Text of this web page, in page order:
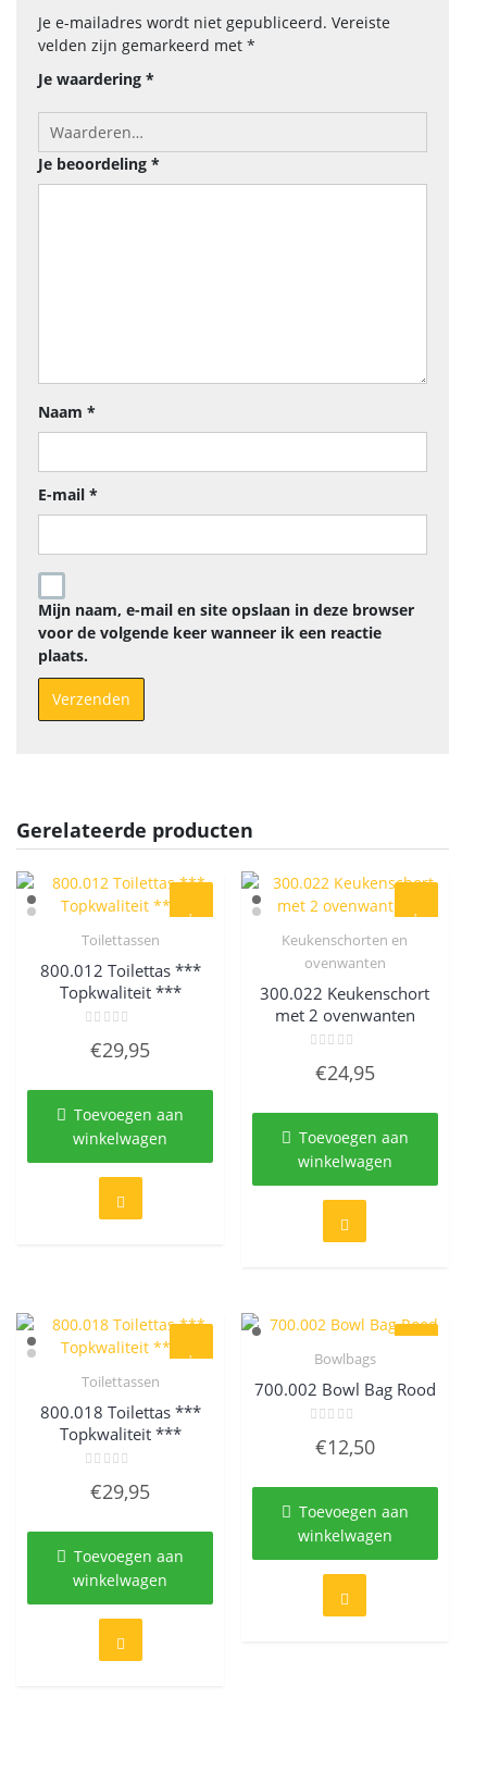
Je e-mailadres wordt niet gepubliceerd. Vereiste
velden zijn gemarkeerd met *
Je waardering *
Je beoordeling *
Naam *
E-mail *
Mijn naam, e-mail en site opslaan in deze browser
voor de volgende keer wanneer ik een reactie
plaats.
Gerelateerde producten
Toilettassen
800.012 Toilettas ***
Topkwaliteit ***
0€29,95
Toevoegen aan
winkelwagen
Quick View
Keukenschorten en
ovenwanten
300.022 Keukenschort
met 2 ovenwanten
0€24,95
Toevoegen aan
winkelwagen
Toilettassen
800.018 Toilettas ***
Topkwaliteit ***
0€29,95
Toevoegen aan
winkelwagen
Bowlbags
700.002 Bowl Bag Rood
0€12,50
Toevoegen aan
winkelwagen